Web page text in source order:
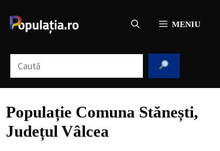
conținut
MENIU
Populație Comuna Stănești,
Județul Vâlcea